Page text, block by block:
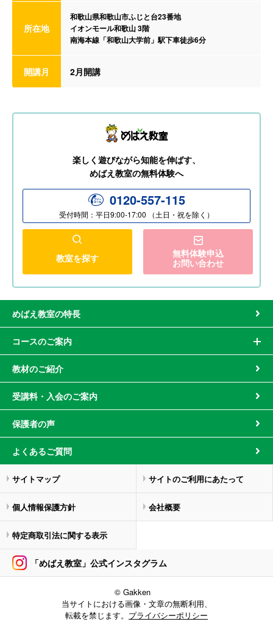
所在地
和歌山県和歌山市ふじと台23番地
イオンモール和歌山 3階
南海本線「和歌山大学前」駅下車徒歩6分
開講月 2月開講
楽しく遊びながら知能を伸ばす、
めばえ教室の無料体験へ
0120-557-115
受付時間：平日9:00-17:00 （土日・祝を除く）
教室を探す
無料体験申込
お問い合わせ
めばえ教室の特長
コースのご案内
教材のご紹介
受講料・入会のご案内
保護者の声
よくあるご質問
サイトマップ サイトのご利用にあたって
個人情報保護方針 会社概要
特定商取引法に関する表示
「めばえ教室」公式インスタグラム
© Gakken
当サイトにおける画像・文章の無断利用、
転載を禁じます。 プライバシーポリシー